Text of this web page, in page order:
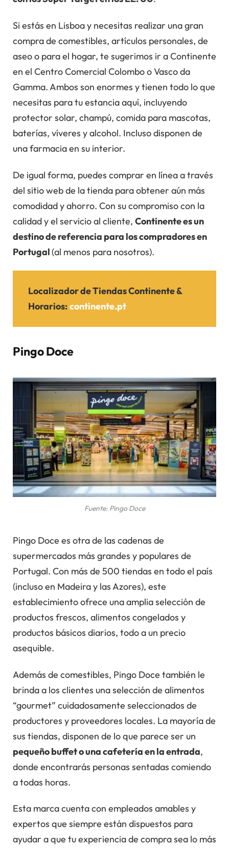
Si estás en Lisboa y necesitas realizar una gran
compra de comestibles, artículos personales, de
aseo o para el hogar, te sugerimos ir a Continente
en el Centro Comercial Colombo o Vasco da
Gamma. Ambos son enormes y tienen todo lo que
necesitas para tu estancia aquí, incluyendo
protector solar, champú, comida para mascotas,
baterías, víveres y alcohol. Incluso disponen de
una farmacia en su interior.
De igual forma, puedes comprar en línea a través
del sitio web de la tienda para obtener aún más
comodidad y ahorro. Con su compromiso con la
calidad y el servicio al cliente, Continente es un
destino de referencia para los compradores en
Portugal(al menos para nosotros).
Localizador de Tiendas Continente&
Horarios:continente.pt
Pingo Doce
Fuente: Pingo Doce
Pingo Doce es otra de las cadenas de
supermercados más grandes y populares de
Portugal. Con más de 500 tiendas en todo el país
(incluso en Madeira y las Azores), este
establecimiento ofrece una amplia selección de
productos frescos, alimentos congelados y
productos básicos diarios, todo a un precio
asequible.
Además de comestibles, Pingo Doce también le
brinda a los clientes una selección de alimentos
“gourmet” cuidadosamente seleccionados de
productores y proveedores locales. La mayoría de
sus tiendas, disponen de lo que parece ser un
pequeño buffet o una cafetería en la entrada,
donde encontrarás personas sentadas comiendo
a todas horas.
Esta marca cuenta con empleados amables y
expertos que siempre están dispuestos para
ayudar a que tu experiencia de compra sea lo más